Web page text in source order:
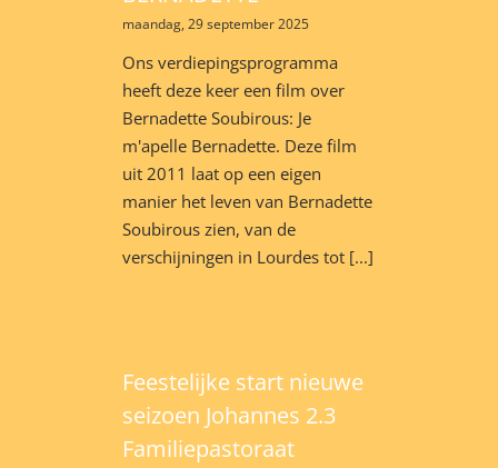
maandag, 29 september 2025
Ons verdiepingsprogramma
heeft deze keer een film over
Bernadette Soubirous: Je
m'apelle Bernadette. Deze film
uit 2011 laat op een eigen
manier het leven van Bernadette
Soubirous zien, van de
verschijningen in Lourdes tot [...]
Feestelijke start nieuwe
seizoen Johannes 2.3
Familiepastoraat